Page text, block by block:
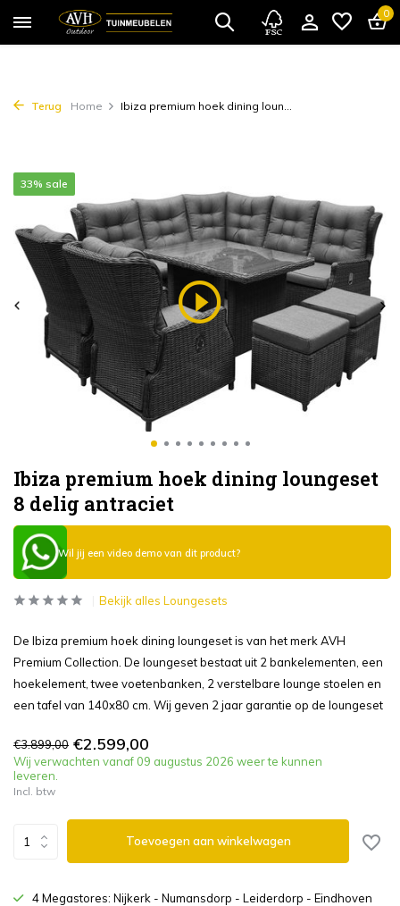
0
Terug Home Ibiza premium hoek dining loun...
Ibiza premium hoek dining loungeset
8 delig antraciet
33% sale
Wil jij een video demo van dit product?
Bekijk alles Loungesets
De Ibiza premium hoek dining loungeset is van het merk AVH
Premium Collection. De loungeset bestaat uit 2 bankelementen, een
hoekelement, twee voetenbanken, 2 verstelbare lounge stoelen en
een tafel van 140x80 cm. Wij geven 2 jaar garantie op de loungeset
€3.899,00 €2.599,00
Wij verwachten vanaf 09 augustus 2026 weer te kunnen
leveren.
Incl. btw
Toevoegen aan winkelwagen
4 Megastores: Nijkerk - Numansdorp - Leiderdorp - Eindhoven